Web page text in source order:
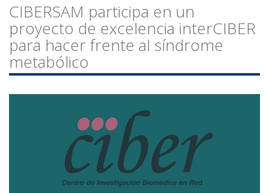
CIBERSAM participa en un
proyecto de excelencia interCIBER
para hacer frente al síndrome
metabólico